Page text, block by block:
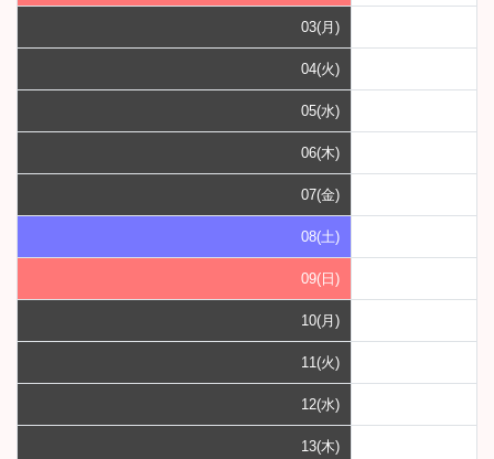
03(月)
04(火)
05(水)
06(木)
07(金)
08(土)
09(日)
10(月)
11(火)
12(水)
13(木)